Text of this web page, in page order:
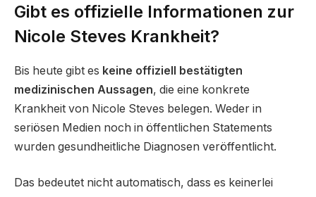
Gibt es offizielle Informationen zur
Nicole Steves Krankheit?
Bis heute gibt es keine offiziell bestätigten
medizinischen Aussagen, die eine konkrete
Krankheit von Nicole Steves belegen. Weder in
seriösen Medien noch in öffentlichen Statements
wurden gesundheitliche Diagnosen veröffentlicht.
Das bedeutet nicht automatisch, dass es keinerlei